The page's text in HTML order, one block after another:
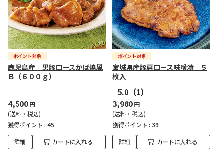
鹿児島産 黒豚ロースかば焼風
Ｂ（６００ｇ）
4,500円
(送料・税込)
獲得ポイント : 45
詳細 カートに入れる
宮城県産豚肩ロース味噌漬 ５
枚入
5.0 （1）
3,980円
(送料・税込)
獲得ポイント : 39
詳細 カートに入れる